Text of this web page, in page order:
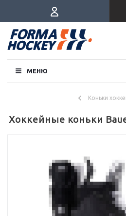
МЕНЮ
Коньки
Хоккейные коньки